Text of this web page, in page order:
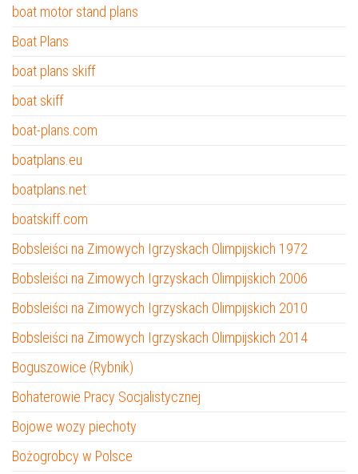
boat motor stand plans
Boat Plans
boat plans skiff
boat skiff
boat-plans.com
boatplans.eu
boatplans.net
boatskiff.com
Bobsleiści na Zimowych Igrzyskach Olimpijskich 1972
Bobsleiści na Zimowych Igrzyskach Olimpijskich 2006
Bobsleiści na Zimowych Igrzyskach Olimpijskich 2010
Bobsleiści na Zimowych Igrzyskach Olimpijskich 2014
Boguszowice (Rybnik)
Bohaterowie Pracy Socjalistycznej
Bojowe wozy piechoty
Bożogrobcy w Polsce